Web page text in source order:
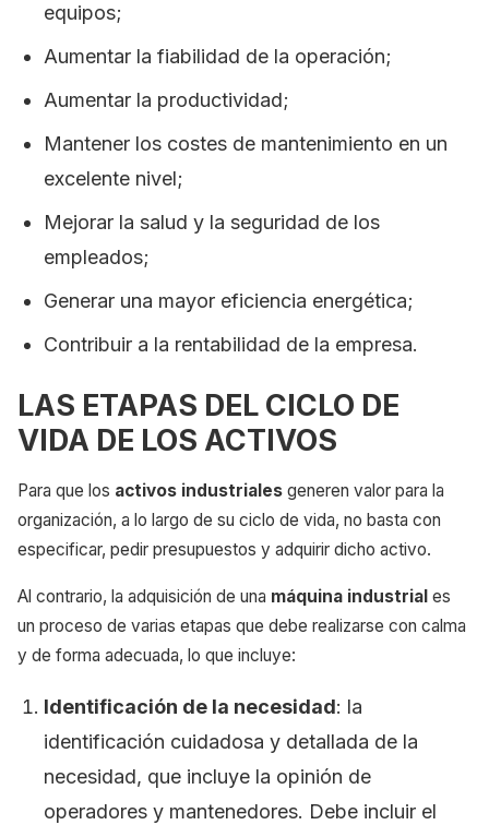
equipos;
Aumentar la fiabilidad de la operación;
Aumentar la productividad;
Mantener los costes de mantenimiento en un
excelente nivel;
Mejorar la salud y la seguridad de los
empleados;
Generar una mayor eficiencia energética;
Contribuir a la rentabilidad de la empresa.
LAS ETAPAS DEL CICLO DE
VIDA DE LOS ACTIVOS
Para que los activos industriales generen valor para la
organización, a lo largo de su ciclo de vida, no basta con
especificar, pedir presupuestos y adquirir dicho activo.
Al contrario, la adquisición de una máquina industrial es
un proceso de varias etapas que debe realizarse con calma
y de forma adecuada, lo que incluye:
Identificación de la necesidad: la
identificación cuidadosa y detallada de la
necesidad, que incluye la opinión de
operadores y mantenedores. Debe incluir el